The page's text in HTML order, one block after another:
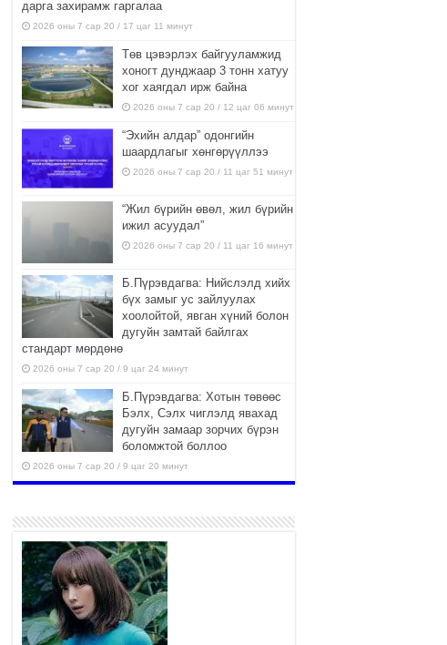
дарга захирамж гаргалаа
2026 оны 7 сар 20 / 17 цаг 11 минут
Төв цэвэрлэх байгууламжид
хоногт дунджаар 3 тонн хатуу
хог хаягдал ирж байна
2026 оны 7 сар 20 / 12 цаг 06 минут
“Эхийн алдар” одонгийн
шаардлагыг хөнгөрүүллээ
2026 оны 7 сар 20 / 11 цаг 51 минут
“Жил бүрийн өвөл, жил бүрийн
ижил асуудал”
2026 оны 7 сар 20 / 11 цаг 16 минут
Б.Пүрэвдагва: Нийслэлд хийх
бүх замыг ус зайлуулах
хоолойтой, явган хүний болон
дугуйн замтай байлгах
стандарт мөрдөнө
2026 оны 7 сар 20 / 9 цаг 24 минут
Б.Пүрэвдагва: Хотын төвөөс
Бэлх, Сэлх чиглэлд явахад
дугуйн замаар зорчих бүрэн
боломжтой боллоо
2026 оны 7 сар 20 / 9 цаг 20 минут
шугам хоолойн ажил 80
хувьтай үргэлжилж байна
2026 оны 7 сар 20 / 9 цаг 14 минут
Усархаг аадар бороо орж
байгаа тул аюулгүй байдлаа
хангаж, үер усны аюулаас
сэрэмжлэхийг нийслэлийн